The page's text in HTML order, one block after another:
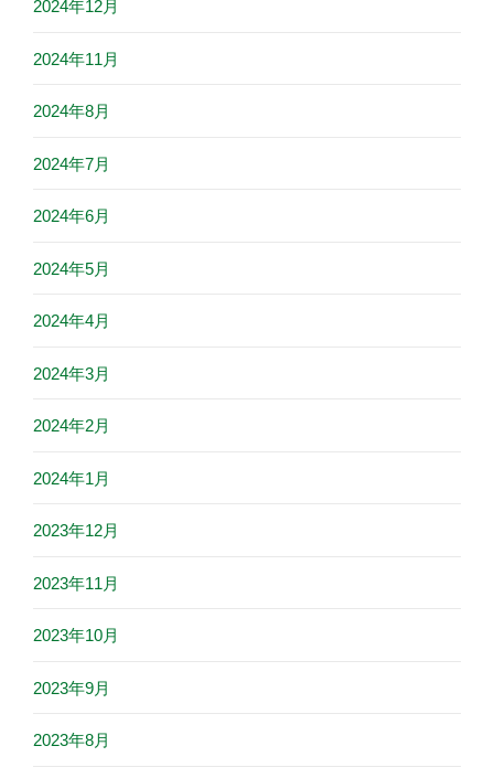
2024年12月
2024年11月
2024年8月
2024年7月
2024年6月
2024年5月
2024年4月
2024年3月
2024年2月
2024年1月
2023年12月
2023年11月
2023年10月
2023年9月
2023年8月